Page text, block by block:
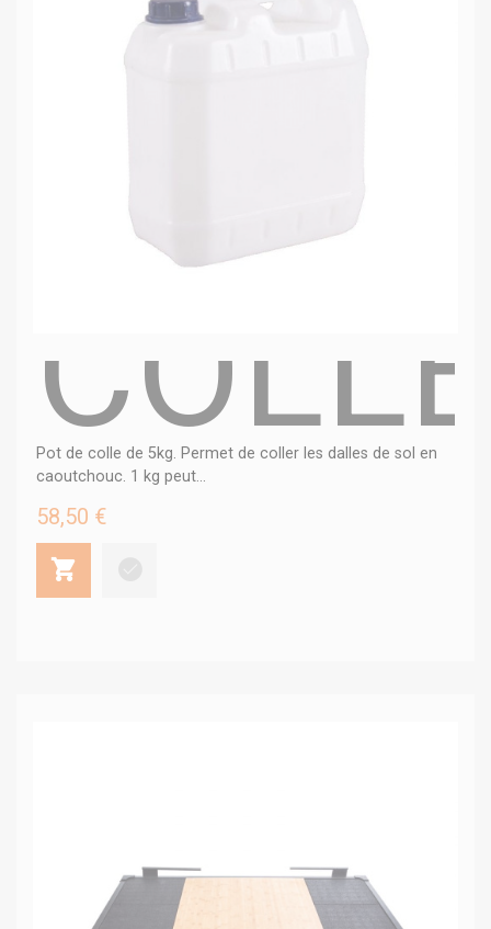
Pot de colle de 5kg. Permet de coller les dalles de sol en
caoutchouc. 1 kg peut...
58,50 €